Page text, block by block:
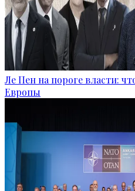
Ле Пен на пороге власти:
Европы